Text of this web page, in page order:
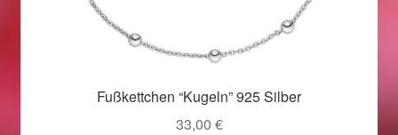
Ostergeschenke finden für Ostern 2017
Ostergeschenke finden für Ostern 2018
Ostergeschenke finden für Ostern 2019
Fußkettchen “Kugeln” 925 Silber
33,00 €